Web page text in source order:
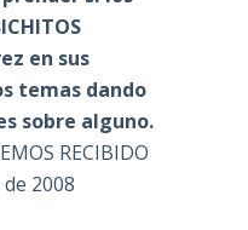
en sus
temas dando
sobre alguno.
RECIBIDO
2008